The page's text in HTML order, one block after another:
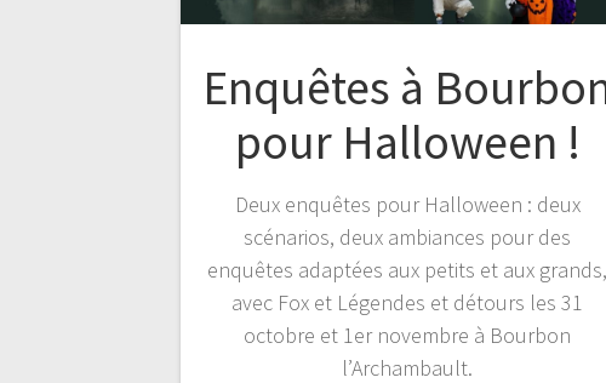
Enquêtes à
pour Halloween !
Deux enquêtes pour Halloween : deux
scénarios, deux ambiances pour des
enquêtes adaptées aux petits et aux grands,
avec Fox et Légendes et détours les 31
octobre et 1er novembre à Bourbon
l’Archambault.